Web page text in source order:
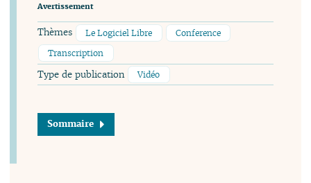
Avertissement
Thèmes Le Logiciel Libre
Conference
Transcription
Type de publication Vidéo
Sommaire